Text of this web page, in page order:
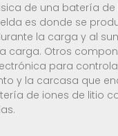
de una batería de
es donde se
la carga y al
carga. Otros
para
y la carcasa que
de iones de litio